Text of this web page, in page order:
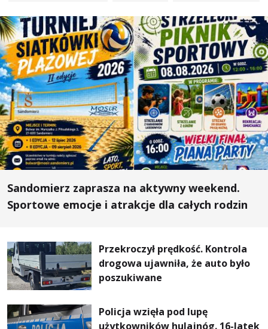
Sandomierz zaprasza na aktywny weekend.
Sportowe emocje i atrakcje dla całych rodzin
Przekroczył prędkość. Kontrola
drogowa ujawniła, że auto było
poszukiwane
Policja wzięła pod lupę
użytkowników hulajnóg. 16-latek